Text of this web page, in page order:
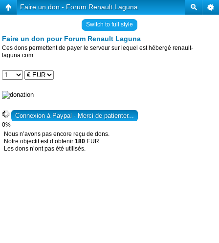
Faire un don - Forum Renault Laguna
Switch to full style
Faire un don pour Forum Renault Laguna
Ces dons permettent de payer le serveur sur lequel est hébergé renault-
laguna.com
0%
Nous n’avons pas encore reçu de dons.
Notre objectif est d’obtenir 180 EUR.
Les dons n’ont pas été utilisés.